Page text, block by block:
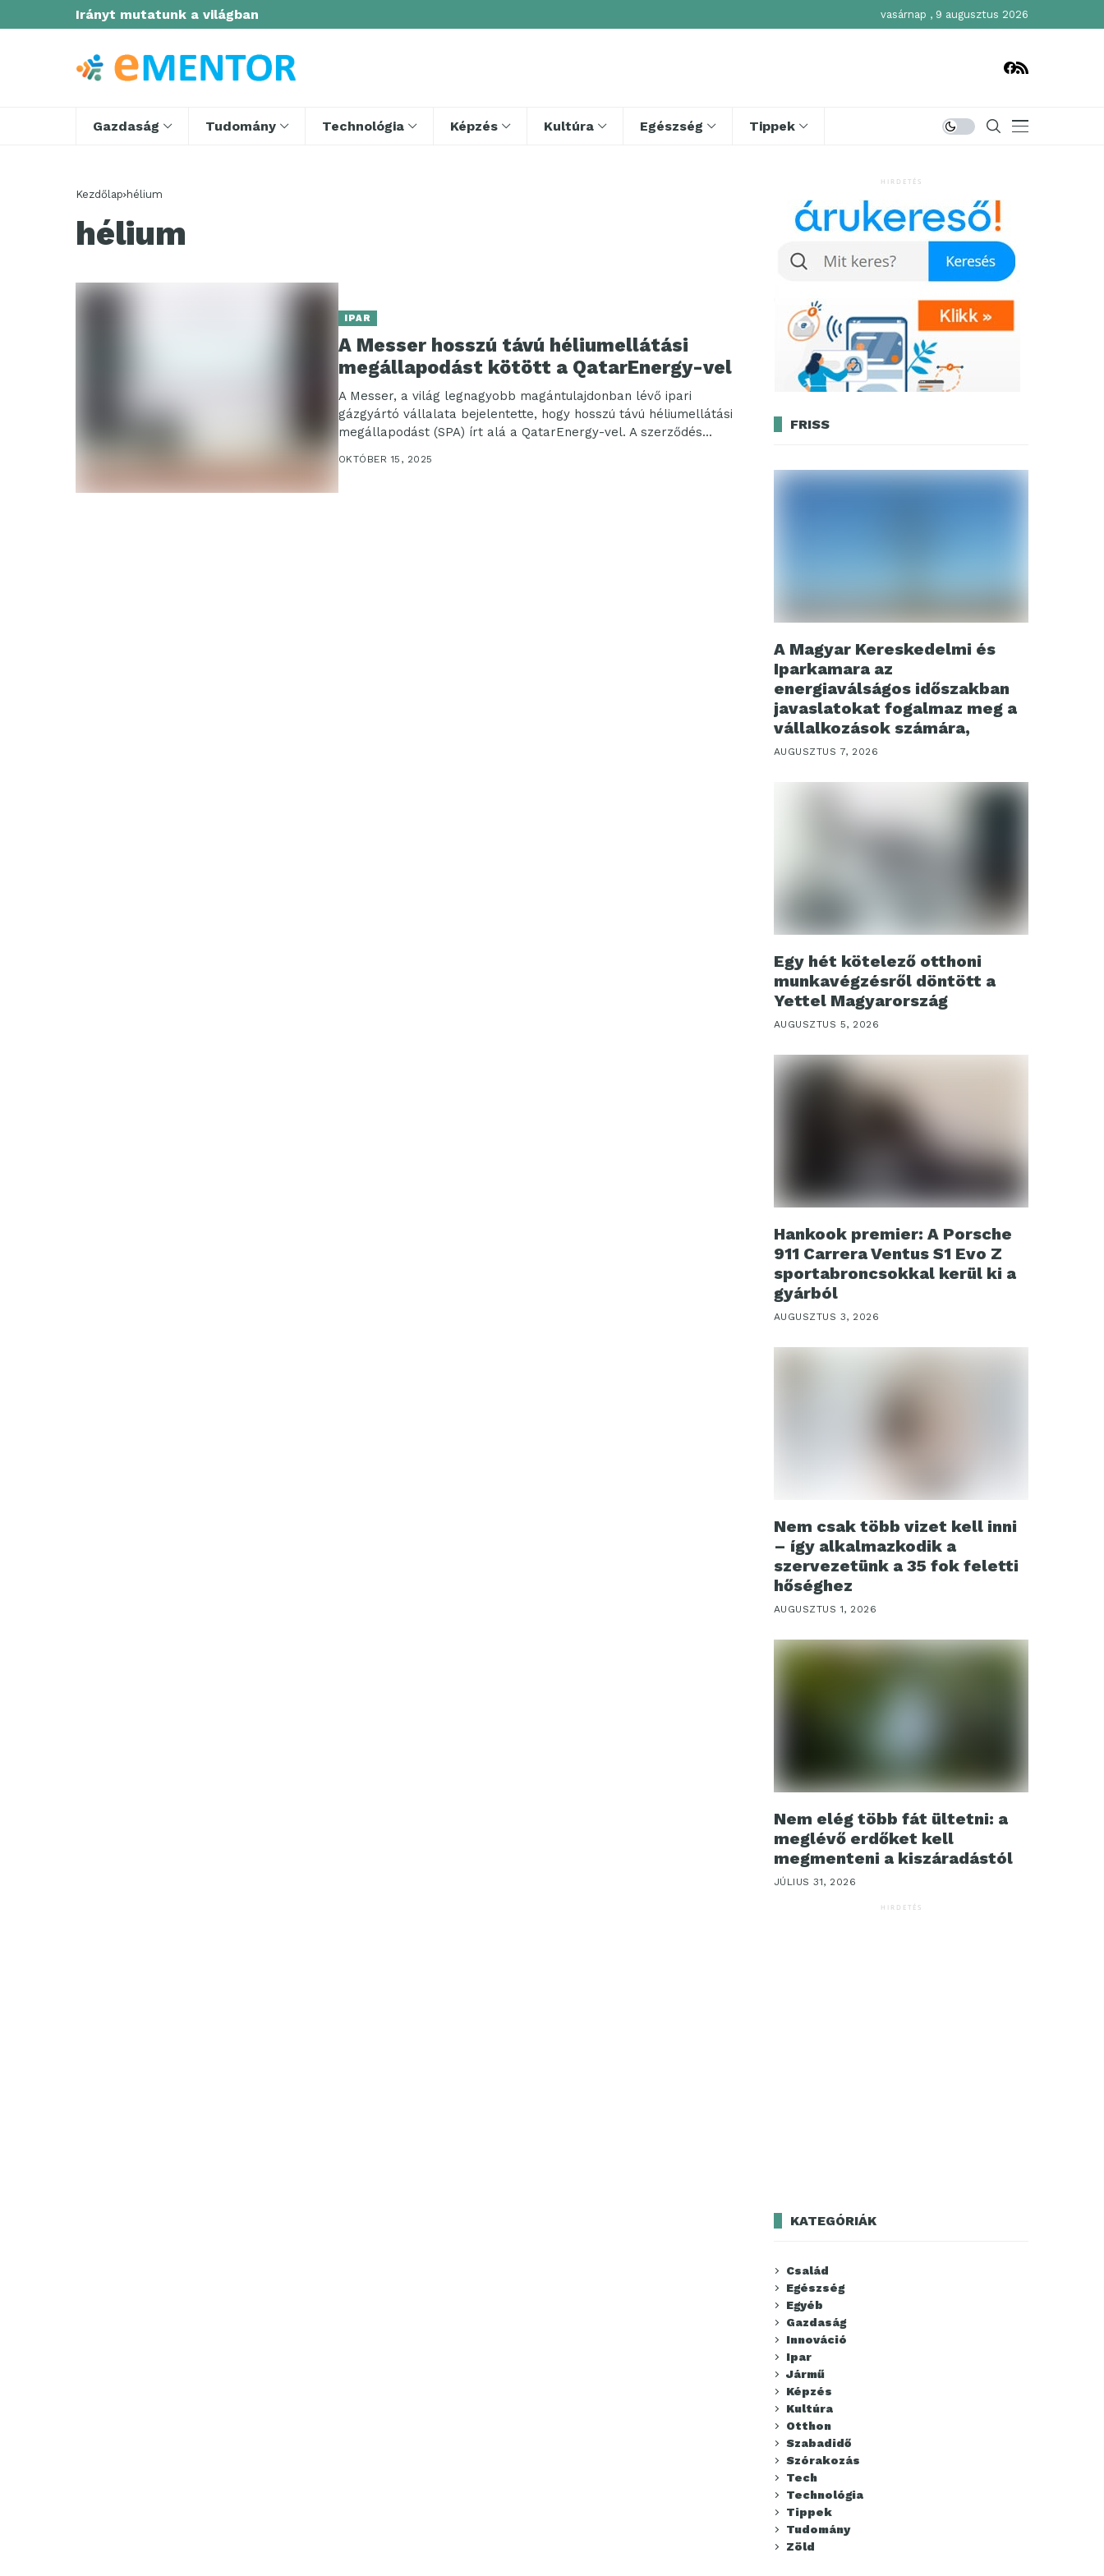
Irányt mutatunk a világban vasárnap , 9 augusztus 2026
Gazdaság Tudomány Technológia Képzés Kultúra Egészség Tippek
Kezdőlap hélium
hélium
IPAR
A Messer hosszú távú héliumellátási
megállapodást kötött a QatarEnergy-vel
A Messer, a világ legnagyobb magántulajdonban lévő ipari
gázgyártó vállalata bejelentette, hogy hosszú távú héliumellátási
megállapodást (SPA) írt alá a QatarEnergy-vel. A szerződés...
OKTÓBER 15, 2025
HIRDETÉS
FRISS
A Magyar Kereskedelmi és
Iparkamara az
energiaválságos időszakban
javaslatokat fogalmaz meg a
vállalkozások számára,
AUGUSZTUS 7, 2026
Egy hét kötelező otthoni
munkavégzésről döntött a
Yettel Magyarország
AUGUSZTUS 5, 2026
Hankook premier: A Porsche
911 Carrera Ventus S1 Evo Z
sportabroncsokkal kerül ki a
gyárból
AUGUSZTUS 3, 2026
Nem csak több vizet kell inni
– így alkalmazkodik a
szervezetünk a 35 fok feletti
hőséghez
AUGUSZTUS 1, 2026
Nem elég több fát ültetni: a
meglévő erdőket kell
megmenteni a kiszáradástól
JÚLIUS 31, 2026
HIRDETÉS
KATEGÓRIÁK
Család
Egészség
Egyéb
Gazdaság
Innováció
Ipar
Jármű
Képzés
Kultúra
Otthon
Szabadidő
Szórakozás
Tech
Technológia
Tippek
Tudomány
Zöld